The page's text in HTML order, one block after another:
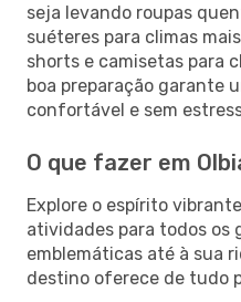
seja levando roupas
suéteres para climas
shorts e camisetas para
boa preparação garante
confortável e sem
O que fazer em
Explore o espírito
atividades para todos os
emblemáticas até à sua
destino oferece de tudo